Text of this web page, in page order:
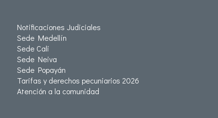
Notificaciones Judiciales
Sede Medellín
Sede Cali
Sede Neiva
Sede Popayán
Tarifas y derechos pecuniarios 2026
Atención a la comunidad